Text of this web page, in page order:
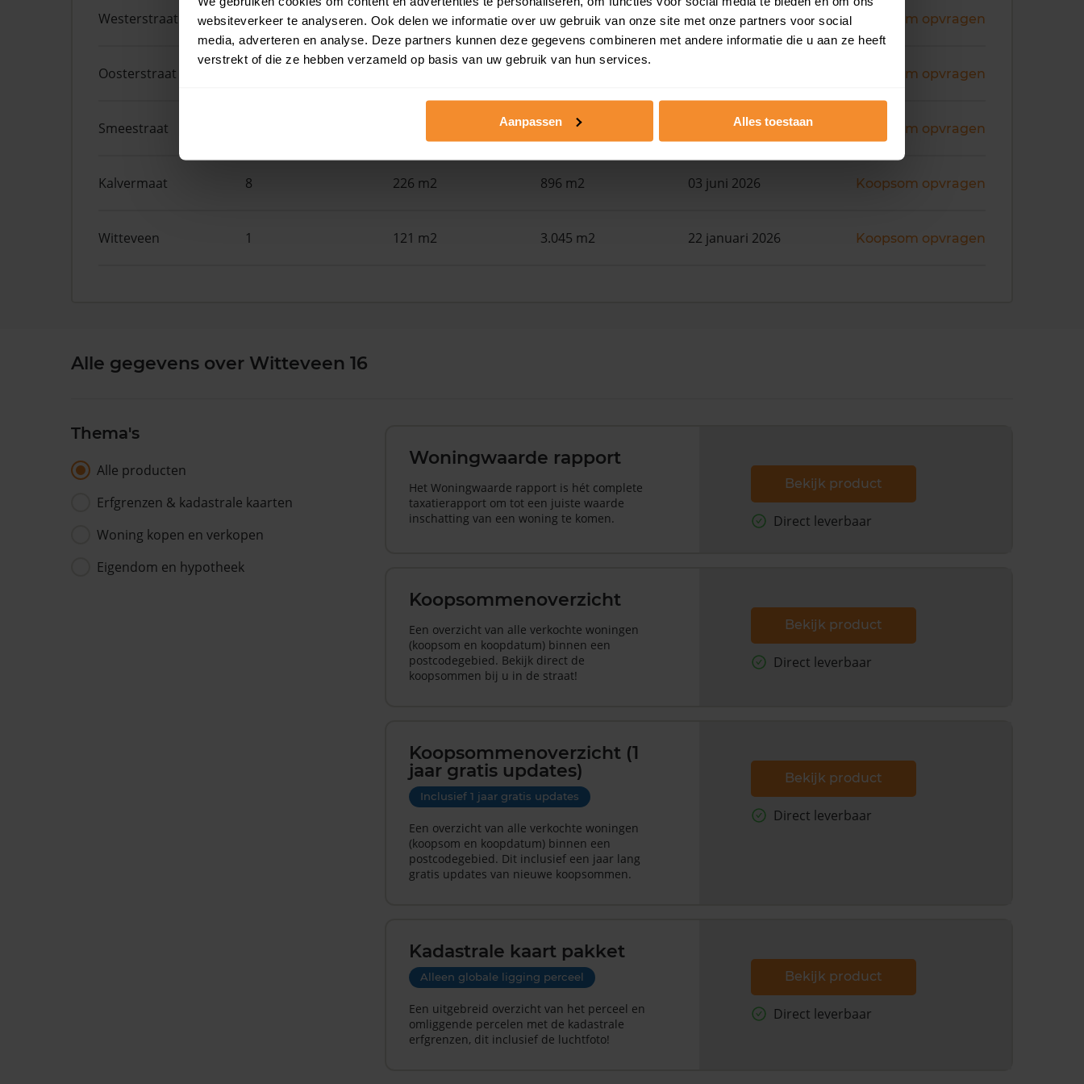
websiteverkeer te analyseren. Ook delen we informatie over uw gebruik van onze site met onze partners voor social
media, adverteren en analyse. Deze partners kunnen deze gegevens combineren met andere informatie die u aan ze heeft
verstrekt of die ze hebben verzameld op basis van uw gebruik van hun services.
Aanpassen Alles toestaan
Westerstraat 75 109 m2 650 m2 26 juni 2026 Koopsom opvragen
Oosterstraat Koopsom opvragen
Smeestraat 440 m2 05 juni 2026 Koopsom opvragen
Kalvermaat 8 226 m2 896 m2 03 juni 2026 Koopsom opvragen
Witteveen 1 121 m2 3.045 m2 22 januari 2026 Koopsom opvragen
Alle gegevens over Witteveen 16
Thema's
Alle producten
Erfgrenzen & kadastrale kaarten
Woning kopen en verkopen
Eigendom en hypotheek
Woningwaarde rapport
Het Woningwaarde rapport is hét complete
taxatierapport om tot een juiste waarde
inschatting van een woning te komen.
Bekijk product
Direct leverbaar
Koopsommenoverzicht
Een overzicht van alle verkochte woningen
(koopsom en koopdatum) binnen een
postcodegebied. Bekijk direct de
koopsommen bij u in de straat!
Bekijk product
Direct leverbaar
Koopsommenoverzicht (1
jaar gratis updates)
Inclusief 1 jaar gratis updates
Een overzicht van alle verkochte woningen
(koopsom en koopdatum) binnen een
postcodegebied. Dit inclusief een jaar lang
gratis updates van nieuwe koopsommen.
Bekijk product
Direct leverbaar
Kadastrale kaart pakket
Alleen globale ligging perceel
Een uitgebreid overzicht van het perceel en
omliggende percelen met de kadastrale
erfgrenzen, dit inclusief de luchtfoto!
Bekijk product
Direct leverbaar